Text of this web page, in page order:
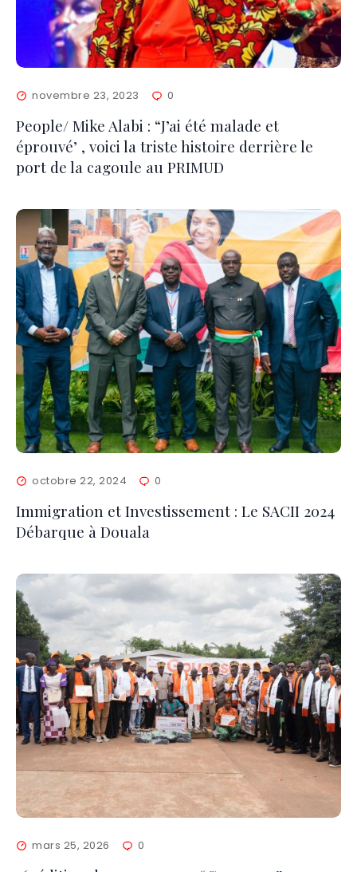
novembre 23, 2023 0
People/ Mike Alabi : “J’ai été malade et
éprouvé’ , voici la triste histoire derrière le
port de la cagoule au PRIMUD
octobre 22, 2024 0
Immigration et Investissement : Le SACII 2024
Débarque à Douala
mars 25, 2026 0